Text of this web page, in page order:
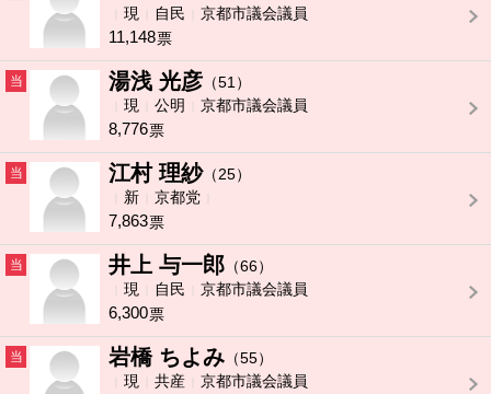
現
自民 京都市議会議員
11,148票
当 湯浅 光彦 （51）
現
公明 京都市議会議員
8,776票
当 江村 理紗（25）
新
京都党
7,863票
当 井上 与一郎 （66）
現
自民 京都市議会議員
6,300票
当 岩橋 ちよみ （55）
現
共産 京都市議会議員